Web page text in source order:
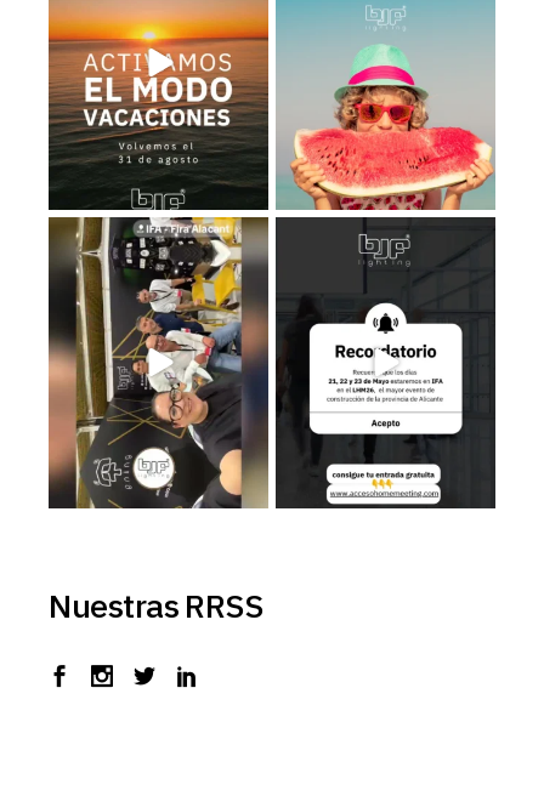
1 0
2
Estamos en el Levante Home
Meeting ¡Te esperamos!...
39 5
Recuerda que los días 𝟮𝟭, 𝟮𝟮 𝘆
𝟮𝟯 de
...
3 0
Nuestras RRSS